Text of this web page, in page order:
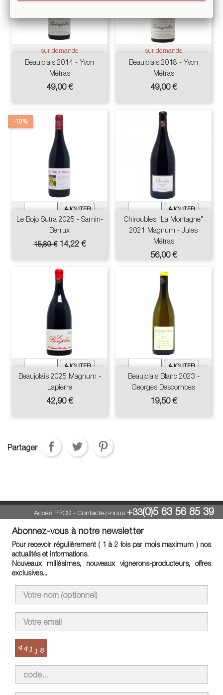
sur demande
Beaujolais 2014 - Yvon
Métras
Prix
49,00 €
sur demande
Beaujolais 2018 - Yvon
Métras
Prix
49,00 €
Le Bojo Sutra 2025 - Sarnin-
Berrux
Prix
base
15,80 €
-10%
Prix
14,22 €
Chiroubles "La Montagne"
2021 Magnum - Jules
Métras
Prix
56,00 €
Beaujolais 2025 Magnum -
Lapierre
Prix
42,90 €
Beaujolais Blanc 2023 -
Georges Descombes
Prix
19,50 €
Partager
Accès PROS- Contactez-nous +33(0)5 63 56 85 39
Abonnez-vous à notre newsletter
Pour recevoir régulièrement ( 1 à 2 fois par mois maximum ) nos
actualités et informations.
Nouveaux millésimes, nouveaux vignerons-producteurs, offres
exclusives...